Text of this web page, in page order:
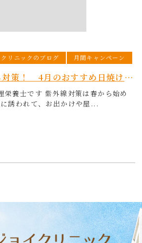
リニックのブログ 月間キャンペーン
夏に向けて日差し対策！ 4月のおすすめ日焼け止めキャンペーン
栄養士です 紫外線対策は春から始め
誘われて、お出かけや屋...